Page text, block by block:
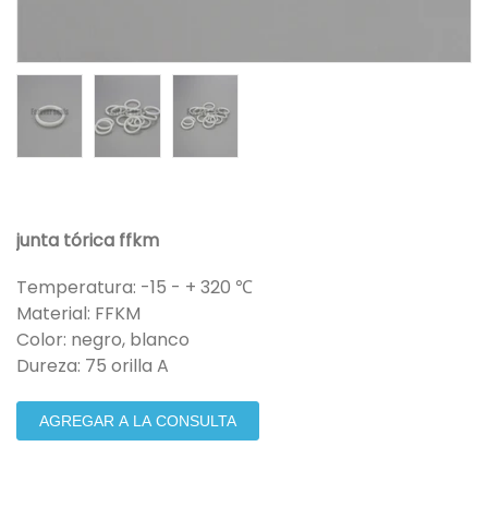
junta tórica ffkm
Temperatura: -15 - + 320 ℃
Material: FFKM
Color: negro, blanco
Dureza: 75 orilla A
AGREGAR A LA CONSULTA